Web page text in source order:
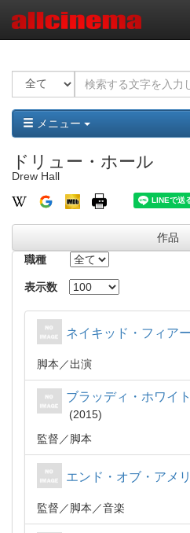
メニュー
ドリュー・ホール
Drew Hall
作品
職種
表示数
ネイキッド・フィアー
脚本 出演
ブラッディ・ホワイ
2015
監督
脚本
エンド・オブ・アメ
監督 脚本 音楽